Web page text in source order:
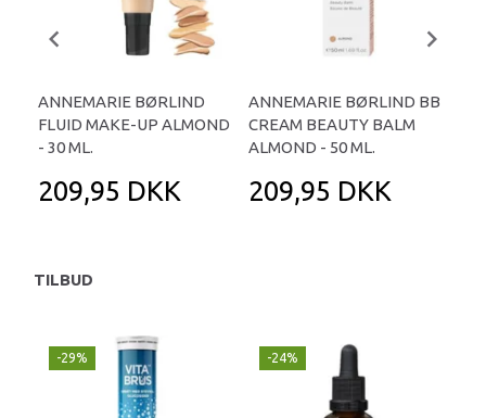
ANNEMARIE BØRLIND
FLUID MAKE-UP ALMOND
- 30 ML.
209,95 DKK
ANNEMARIE BØRLIND BB
CREAM BEAUTY BALM
ALMOND - 50 ML.
209,95 DKK
TILBUD
-29% -24%